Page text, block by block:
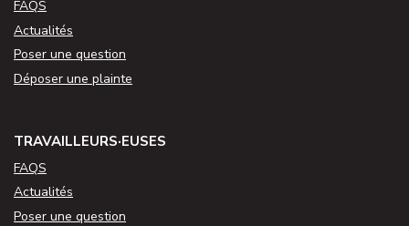
FAQS
Actualités
Poser une question
Déposer une plainte
TRAVAILLEURS·EUSES
FAQS
Actualités
Poser une question